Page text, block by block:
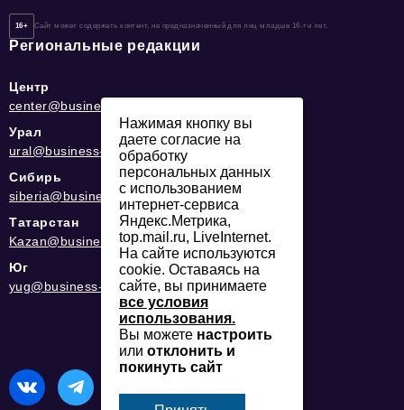
16+ Сайт может содержать контент, не предназначенный для лиц младше 16-ти лет.
Региональные редакции
Центр
center@business-magazine.online
Урал
ural@business-magazine.online
Сибирь
siberia@business-magazine.online
Татарстан
Kazan@business-magazine.online
Юг
yug@business-magazine.online
Нажимая кнопку вы
даете согласие на
обработку
персональных данных
с использованием
интернет-сервиса
Яндекс.Метрика,
top.mail.ru, LiveInternet.
На сайте используются
cookie. Оставаясь на
сайте, вы принимаете
все условия
использования.
Вы можете настроить
или отклонить и
покинуть сайт